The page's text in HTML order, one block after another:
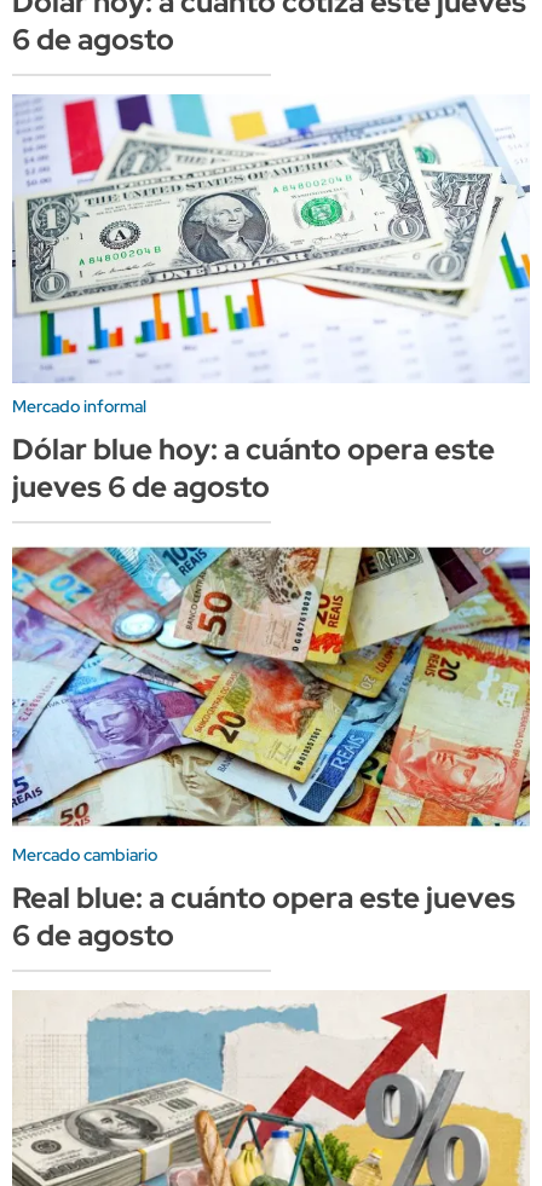
6 de agosto
Mercado informal
Dólar blue hoy: a cuánto opera este
jueves 6 de agosto
Mercado cambiario
Real blue: a cuánto opera este jueves
6 de agosto